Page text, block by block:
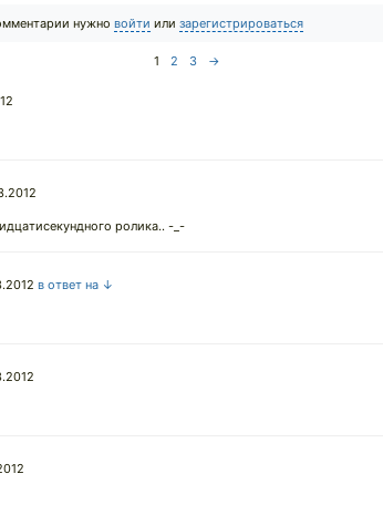
нужно войти или зарегистрироваться
1 2 3 →
ролика.. -_-
в ответ на ↓